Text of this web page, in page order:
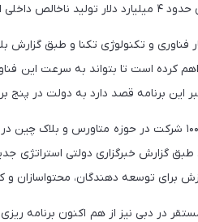
ایجاد می شود.
فناوری و تکنولوژی تکنا و طبق گزارش
کرده است تا بتواند به سرعت این
برنامه قصد دارد به دولت در پنج برابر
گزارش خبرگزاری دولتی استراتژی
برای توسعه دهندگان، محتواسازان و
در دبی نیز از هم اکنون برنامه